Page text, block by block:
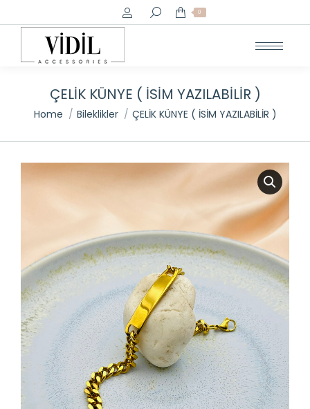
Search: 0
ÇELİK KÜNYE ( İSİM YAZILABİLİR )
You are here:
Home Bileklikler ÇELİK KÜNYE ( İSİM YAZILABİLİR )